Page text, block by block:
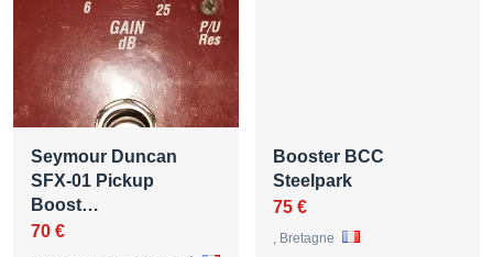
Seymour Duncan
SFX-01 Pickup
Boost…
70 €
Booster BCC
Steelpark
75 €
, Bretagne